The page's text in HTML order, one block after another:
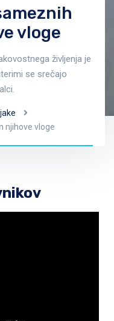
vloge
življenja je
se srečajo
njihove vloge